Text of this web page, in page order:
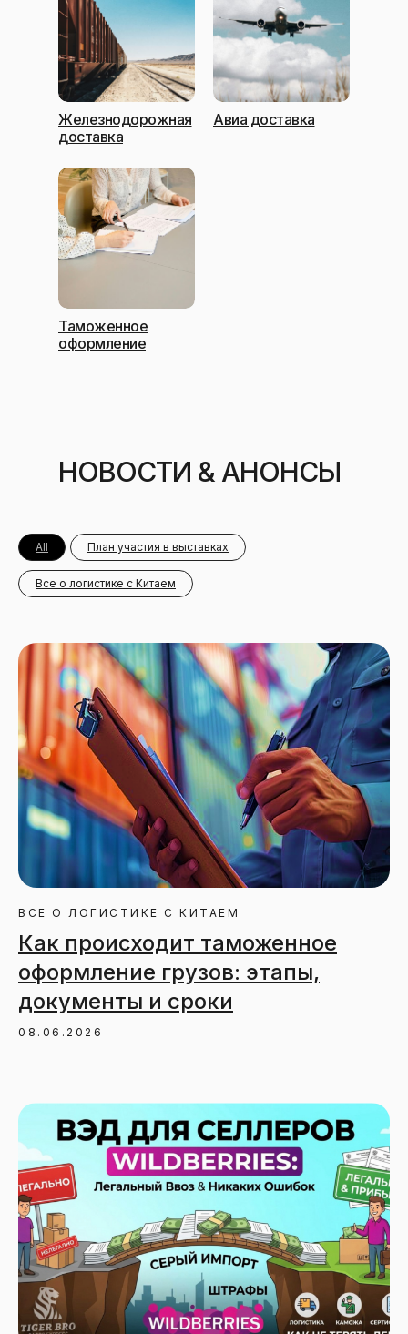
Таможенное
оформление
Авиа доставка
Железнодорожная
доставка
НОВОСТИ & АНОНСЫ
All План участия в выставках
Все о логистике с Китаем
ВСЕ О ЛОГИСТИКЕ С КИТАЕМ
Как происходит таможенное
оформление грузов: этапы,
документы и сроки
08.06.2026